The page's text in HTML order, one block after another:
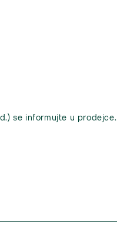
se informujte u prodejce.